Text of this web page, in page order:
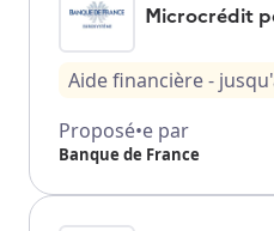
Microcrédit
Aide financière-
Proposé•e par
Banque de France